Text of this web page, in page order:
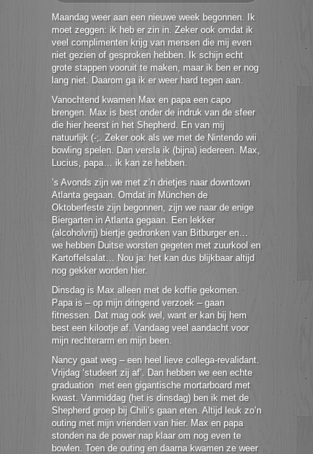
Maandag weer aan een nieuwe week begonnen. Ik
moet zeggen: ik heb er zin in. Zeker ook omdat ik
veel complimenten krijg van mensen die mij even
niet gezien of gesproken hebben. Ik schijn echt
grote stappen vooruit te maken, maar ik ben er nog
lang niet. Daarom ga ik er weer hard tegen aan.
Vanochtend kwamen Max en papa een capo
brengen. Max is best onder de indruk van de sfeer
die hier heerst in het Shepherd. En van mij
natuurlijk (-;. Zeker ook als we met de Nintendo wii
bowling spelen. Dan versla ik (bijna) iedereen. Max,
Lucius, papa… ik kan ze hebben.
’s Avonds zijn we met z’n drietjes naar downtown
Atlanta gegaan. Omdat in München de
Oktoberfeste zijn begonnen, zijn we naar de enige
Biergarten in Atlanta gegaan. Een lekker
(alcoholvrij) biertje gedronken van Bitburger en…
we hebben Duitse worsten gegeten met zuurkool en
Kartoffelsalat… Nou ja: het kan dus blijkbaar altijd
nog gekker worden hier.
Dinsdag is Max alleen met de koffie gekomen.
Papa is – op mijn dringend verzoek – gaan
fitnessen. Dat mag ook wel, want er kan bij hem
best een kilootje af. Vandaag veel aandacht voor
mijn rechterarm en mijn been.
Nancy gaat weg – een heel lieve collega-revalidant.
Vrijdag ‘studeert zij af’. Dan hebben we een echte
graduation met een gigantische mortarboard met
kwast. Vanmiddag (het is dinsdag) ben ik met de
Shepherd groep bij Chili’s gaan eten. Altijd leuk zo’n
outing met mijn vrienden van hier. Max en papa
stonden na de power nap klaar om nog even te
bowlen. Toen de outing en daarna kwamen ze weer